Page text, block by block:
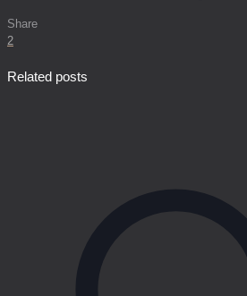
Share
2
Related posts